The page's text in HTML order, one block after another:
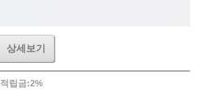
상세보기
적립금:2%